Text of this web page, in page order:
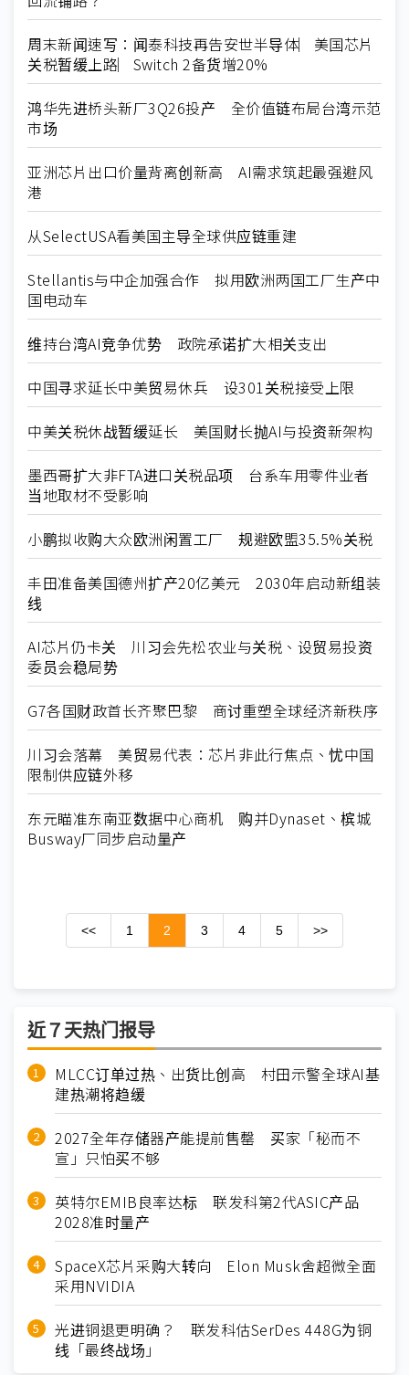
周末新闻速写：闻泰科技再告安世半导体︳美国芯片
关税暂缓上路︳Switch 2备货增20%
鸿华先进桥头新厂3Q26投产 全价值链布局台湾示范
市场
亚洲芯片出口价量背离创新高 AI需求筑起最强避风
港
从SelectUSA看美国主导全球供应链重建
Stellantis与中企加强合作 拟用欧洲两国工厂生产中
国电动车
维持台湾AI竞争优势 政院承诺扩大相关支出
中国寻求延长中美贸易休兵 设301关税接受上限
中美关税休战暂缓延长 美国财长抛AI与投资新架构
墨西哥扩大非FTA进口关税品项 台系车用零件业者
当地取材不受影响
小鹏拟收购大众欧洲闲置工厂 规避欧盟35.5%关税
丰田准备美国德州扩产20亿美元 2030年启动新组装
线
AI芯片仍卡关 川习会先松农业与关税、设贸易投资
委员会稳局势
G7各国财政首长齐聚巴黎 商讨重塑全球经济新秩序
川习会落幕 美贸易代表：芯片非此行焦点、忧中国
限制供应链外移
东元瞄准东南亚数据中心商机 购并Dynaset、槟城
Busway厂同步启动量产
<< 1 2 3 4 5 >>
近７天热门报导
MLCC订单过热、出货比创高 村田示警全球AI基
建热潮将趋缓
2027全年存储器产能提前售罄 买家「秘而不
宣」只怕买不够
英特尔EMIB良率达标 联发科第2代ASIC产品
2028准时量产
SpaceX芯片采购大转向 Elon Musk舍超微全面
采用NVIDIA
光进铜退更明确？ 联发科估SerDes 448G为铜
线「最终战场」